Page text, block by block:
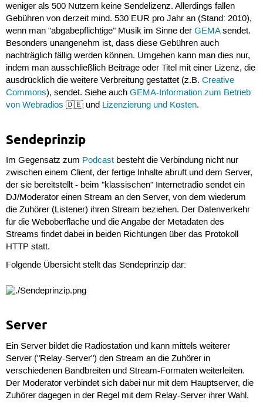
weniger als 500 Nutzern keine Sendelizenz. Allerdings fallen
Gebühren von derzeit mind. 530 EUR pro Jahr an (Stand: 2010),
wenn man "abgabepflichtige" Musik im Sinne der GEMAsendet.
Besonders unangenehm ist, dass diese Gebühren auch
nachträglich fällig werden können. Umgehen kann man dies nur,
indem man ausschließlich Beiträge oder Titel mit einer Lizenz, die
ausdrücklich die weitere Verbreitung gestattet (z.B. Creative
Commons), sendet. Siehe auch GEMA-Information zum Betrieb
von Webradios 🇩🇪 und Lizenzierung und Kosten.
Sendeprinzip
Im Gegensatz zum Podcastbesteht die Verbindung nicht nur
zwischen einem Client, der fertige Inhalte abruft und dem Server,
der sie bereitstellt - beim "klassischen" Internetradio sendet ein
DJ/Moderator einen Stream an den Server, von dem wiederum
die Zuhörer (Listener) ihren Stream beziehen. Der Datenverkehr
für die Weboberfläche und die Angabe der Metadaten des
Streams findet dabei in beiden Richtungen über das Protokoll
HTTP statt.
Folgende Übersicht stellt das Sendeprinzip dar:
Server
Ein Server bildet die Radiostation und kann mittels weiterer
Server ("Relay-Server") den Stream an die Zuhörer in
verschiedenen Bandbreiten und Stream-Formaten weiterleiten.
Der Moderator verbindet sich dabei nur mit dem Hauptserver, die
Zuhörer dagegen in der Regel mit dem Relay-Server ihrer Wahl.